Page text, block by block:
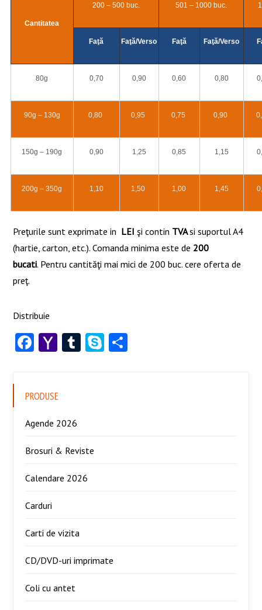
Cantitatea
200 – 500 buc. 501 – 1000 buc.
Faţă Faţă/Verso Faţă Faţă/Verso
80g 0,70 0,90 0,60 0,80
90g – 130g 0,80 0,95 0,75 0,90
150g – 190g 0,90 1,25 0,85 1,15
200g – 350g 1,10 1,50 1,00 1,45
Preţurile sunt exprimate in LEI şi contin TVAsi suportul A4
(hartie, carton, etc.). Comanda minima este de 200
bucati. Pentru cantităţi mai mici de 200 buc. cere oferta de
preţ.
Distribuie
Facebook
YahooTumblr
Skype
PRODUSE
Agende 2026
Brosuri & Reviste
Calendare 2026
Carduri
Carti de vizita
CD/DVD-uri imprimate
Coli cu antet